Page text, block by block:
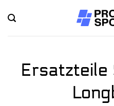
Inhalt
springen
Ersatzteile